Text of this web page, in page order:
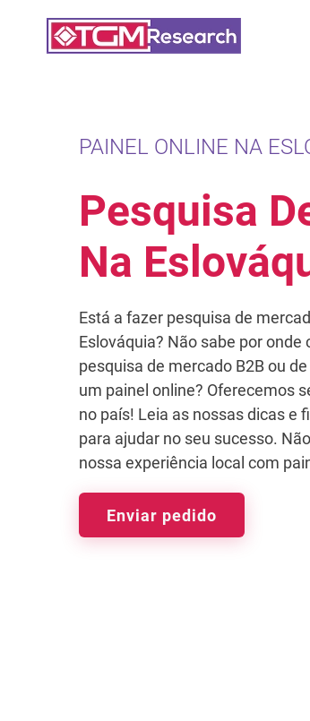
Saltar para o conteúdo principal
PAINEL ONLINE NA
Pesquisa
Na
Está a fazer pesquisa de
Eslováquia? Não sabe por
pesquisa de mercado B2B ou
um painel online? Oferecemos
no país! Leia as nossas dicas e
para ajudar no seu sucesso.
nossa experiência local com
Enviar pedido